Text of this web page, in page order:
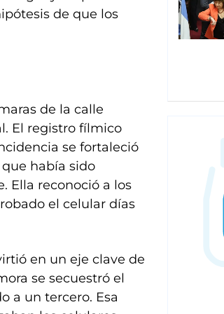
de que los
de la calle
El registro fílmico
se fortaleció
había sido
Ella reconoció a los
el celular días
en un eje clave de
se secuestró el
a un tercero. Esa